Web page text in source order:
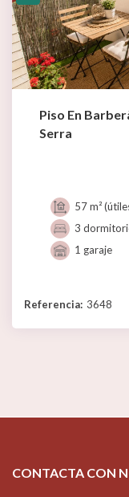
Piso En
Serra
57 m²
3
1 garaje
Referencia: 3648
CONTACTA CON